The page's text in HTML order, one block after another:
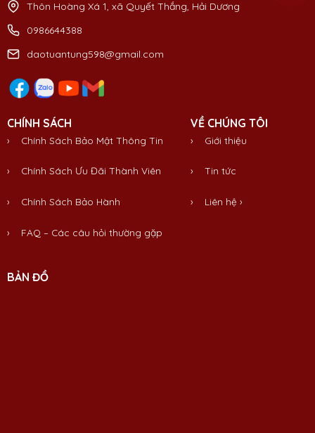
Thôn Hoàng Xá 1, xã Quyết Thắng, Hải Dương
0986644388
daotuantung598@gmail.com
CHÍNH SÁCH
› Chính Sách Bảo Mật Thông Tin
› Chính Sách Ưu Đãi Thành Viên
› Chính Sách Bảo Hành
› FAQ – Các câu hỏi thường gặp
VỀ CHÚNG TÔI
› Giới thiệu
›Tin tức
› Liên hệ ›
BẢN ĐỒ